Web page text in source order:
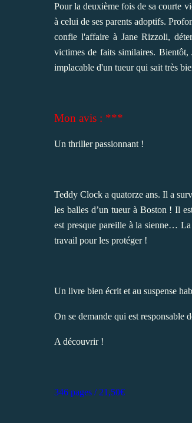
Pour la deuxième fois de sa courte
à celui de ses parents adoptifs.
confie l'affaire à Jane Rizzoli,
victimes de faits similaires.
implacable d'un tueur qui sait très
Mon avis : ***
Un thriller passionnant !
Teddy Clock a quatorze ans. Il a
les balles d’un tueur à Boston ! Il
est presque pareille à la sienne…
travail pour les protéger !
Un livre bien écrit et au suspense
On se demande qui est
A découvrir !
346 pages / 21,50€